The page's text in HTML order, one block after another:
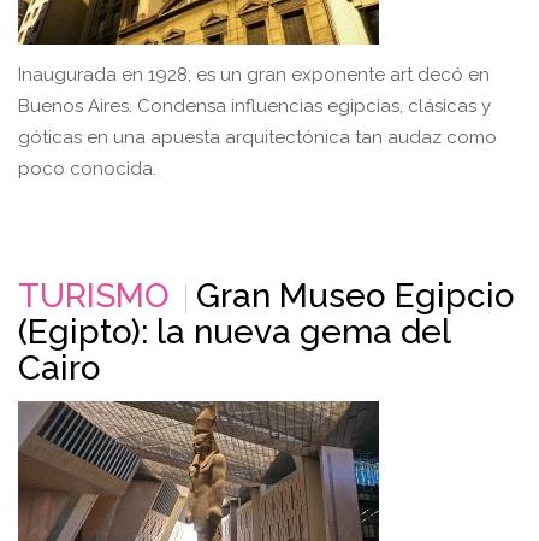
Inaugurada en 1928, es un gran exponente art decó en
Buenos Aires. Condensa influencias egipcias, clásicas y
góticas en una apuesta arquitectónica tan audaz como
poco conocida.
TURISMO
Gran Museo Egipcio
(Egipto): la nueva gema del
Cairo